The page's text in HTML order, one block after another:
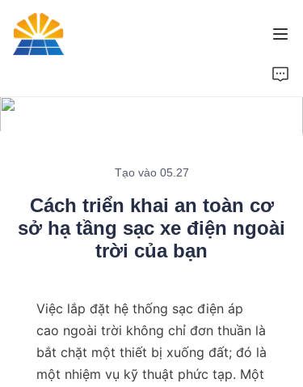
Tạo vào 05.27
Cách triển khai an toàn cơ
sở hạ tầng sạc xe điện ngoài
trời của bạn
Việc lắp đặt hệ thống sạc điện áp
cao ngoài trời không chỉ đơn thuần là
bắt chặt một thiết bị xuống đất; đó là
một nhiệm vụ kỹ thuật phức tạp. Một
Thương hiệu
Liên hệ với chúng tôi